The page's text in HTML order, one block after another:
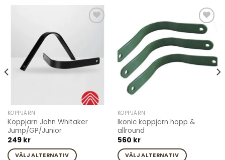
KOPPJÄRN
Koppjärn John Whitaker
Jump/GP/Junior
249 kr
VÄLJ ALTERNATIV
Add to
KOPPJÄRN
Ikonic koppjärn hopp &
allround
560 kr
VÄLJ ALTERNATIV